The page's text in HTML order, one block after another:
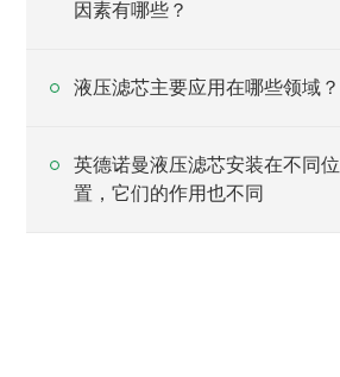
因素有哪些？
液压滤芯主要应用在哪些领域？
英德诺曼液压滤芯安装在不同位
置，它们的作用也不同